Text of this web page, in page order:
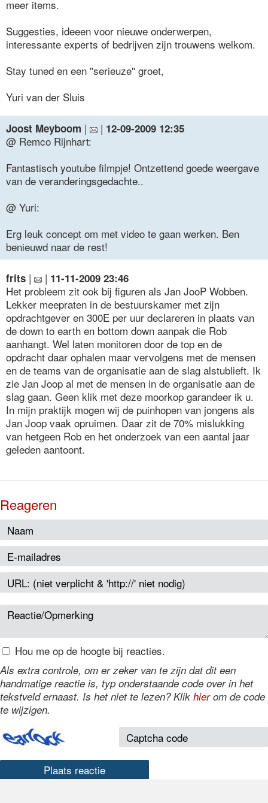
meer items.
Suggesties, ideeen voor nieuwe onderwerpen,
interessante experts of bedrijven zijn trouwens welkom.
Stay tuned en een ''serieuze'' groet,
Yuri van der Sluis
Joost Meyboom | | 12-09-2009 12:35
@ Remco Rijnhart:
Fantastisch youtube filmpje! Ontzettend goede weergave
van de veranderingsgedachte..
@ Yuri:
Erg leuk concept om met video te gaan werken. Ben
benieuwd naar de rest!
frits | | 11-11-2009 23:46
Het probleem zit ook bij figuren als Jan JooP Wobben.
Lekker meepraten in de bestuurskamer met zijn
opdrachtgever en 300E per uur declareren in plaats van
de down to earth en bottom down aanpak die Rob
aanhangt. Wel laten monitoren door de top en de
opdracht daar ophalen maar vervolgens met de mensen
en de teams van de organisatie aan de slag alstublieft. Ik
zie Jan Joop al met de mensen in de organisatie aan de
slag gaan. Geen klik met deze moorkop garandeer ik u.
In mijn praktijk mogen wij de puinhopen van jongens als
Jan Joop vaak opruimen. Daar zit de 70% mislukking
van hetgeen Rob en het onderzoek van een aantal jaar
geleden aantoont.
Reageren
Hou me op de hoogte bij reacties.
Als extra controle, om er zeker van te zijn dat dit een
handmatige reactie is, typ onderstaande code over in het
tekstveld ernaast. Is het niet te lezen? Klik hierom de code
te wijzigen.